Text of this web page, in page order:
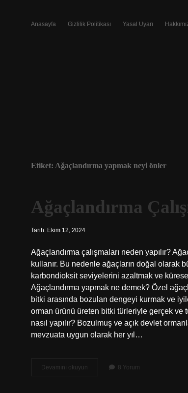
Anasayfa Gizlilik Politikası Yasal Uyarı
Etiket: Ağaçlandırma yapmak neyi önler
Ağaçlandırma
Tarih: Ekim 12, 2024
Ağaçlandırma çalışmaları neden yapılır?
kullanır. Bu nedenle ağaçların doğal olarak
karbondioksit seviyelerini azaltmak ve
Ağaçlandırma yapmak ne demek? Özel
bitki arasında bozulan dengeyi kurmak ve
orman ürünü üreten bitki türleriyle gerçek ve
nasıl yapılır? Bozulmuş ve açık devlet
mevzuata uygun olarak her yıl…
Devamını okuyun Ağaçlandırma
Çalışmaları
8 Yorum